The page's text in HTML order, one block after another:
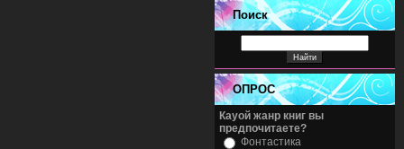
Поиск
ОПРОС
Кауой жанр книг вы
предпочитаете?
Фонтастика